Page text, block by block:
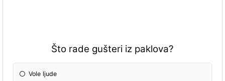
Što rade gušteri iz paklova?
Vole ljude